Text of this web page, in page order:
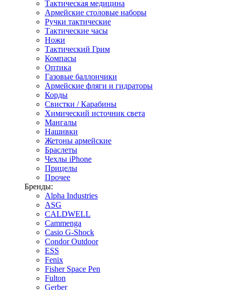
Тактическая медицина
Армейские столовые наборы
Ручки тактические
Тактические часы
Ножи
Тактический Грим
Компасы
Оптика
Газовые баллончики
Армейские фляги и гидраторы
Корды
Свистки / Карабины
Химический источник света
Мангалы
Нашивки
Жетоны армейские
Браслеты
Чехлы iPhone
Прицелы
Прочее
Бренды:
Alpha Industries
ASG
CALDWELL
Cammenga
Casio G-Shock
Condor Outdoor
ESS
Fenix
Fisher Space Pen
Fulton
Gerber